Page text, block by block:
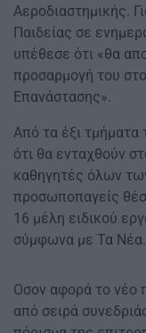
Αεροδιαστημικής.
Παιδείας σε
υπέθεσε ότι «θα
προσαρμογή του
Επανάστασης».
Από τα έξι τμήματα
ότι θα ενταχθούν
καθηγητές όλων
προσωποπαγείς
16 μέλη ειδικού
σύμφωνα με Τα Νέα.
Οσον αφορά το νέο
από σειρά